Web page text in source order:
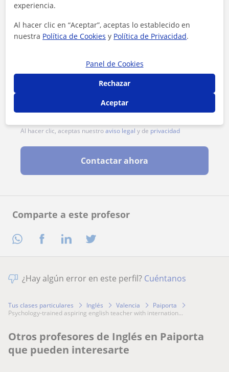
Comparte a este profesor
Al hacer clic, aceptas nuestroaviso legal y de privacidad
Contactar ahora
¿Hay algún error en este perfil? Cuéntanos
Tus clases particulares Inglés Valencia
Paiporta
psychology-trained aspiring english teacher with internation...
Otros profesores de Inglés en Paiporta
que pueden interesarte
experiencia.
Al hacer clic en “Aceptar”, aceptas lo establecido en
nuestra Política de Cookies y Política de Privacidad.
Panel de Cookies
Rechazar
Aceptar